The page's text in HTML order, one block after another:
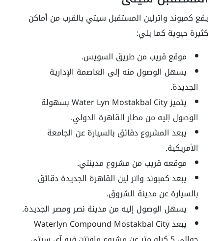
يقع كمبوند واترلين المستقبل سيتي بالقرب من أماكن
كثيرة حيوية كما يلي:
موقع قريب من طريق السويس.
يسهل الوصول منه إلى العاصمة الإدارية
الجديدة.
يتميز Water Lyn Mostakbal City بسهولة
الوصول إليه من مطار القاهرة الدولي.
يبعد المشروع دقائق بالسيارة عن الجامعة
الأمريكية.
موقعه قريب من مشروع مدينتي.
يبعد كمبوند واتر لين القاهرة الجديدة دقائق
بالسيارة عن مدينة الشروق.
يسهل الوصول إليه من مدينة نصر ومصر الجديدة.
يبعد Waterlyn Compound Mostakbal City